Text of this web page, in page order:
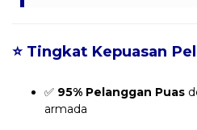
⭐ Tingkat Kepuasan
✅ 95% Pelanggan Puas
armada